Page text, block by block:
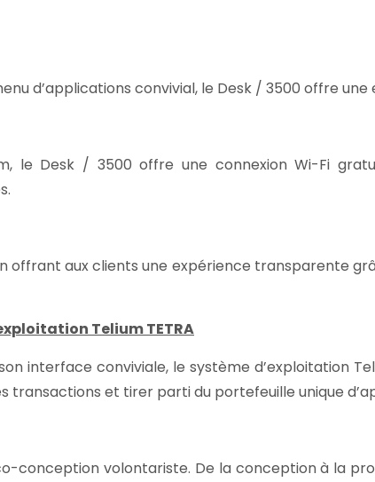
d’applications convivial, le Desk / 3500 offre
le Desk / 3500 offre une connexion Wi-Fi
offrant aux clients une expérience transparente
Telium TETRA
interface conviviale, le système d’exploitation
et tirer parti du portefeuille unique
conception volontariste. De la conception à la